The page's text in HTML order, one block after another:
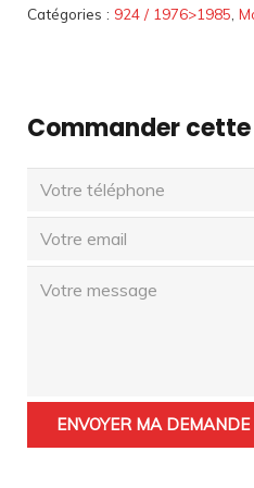
Catégories : 924 / 1976>1985
Commander